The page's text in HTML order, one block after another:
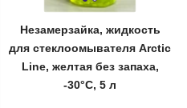
Незамерзайка, жидкость
для стеклоомывателя Arctic
Line, желтая без запаха,
-30°C, 5 л